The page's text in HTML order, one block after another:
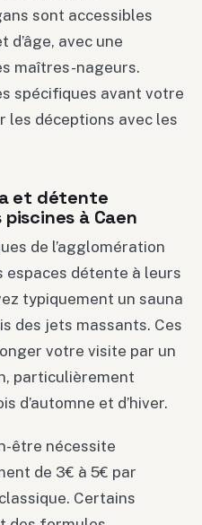
sont accessibles
avec une
maîtres-nageurs.
spécifiques avant votre
les déceptions avec les
et détente
à Caen
de l’agglomération
espaces détente à leurs
typiquement un sauna
des jets massants. Ces
votre visite par un
particulièrement
d’automne et d’hiver.
être nécessite
de 3€ à 5€ par
Certains